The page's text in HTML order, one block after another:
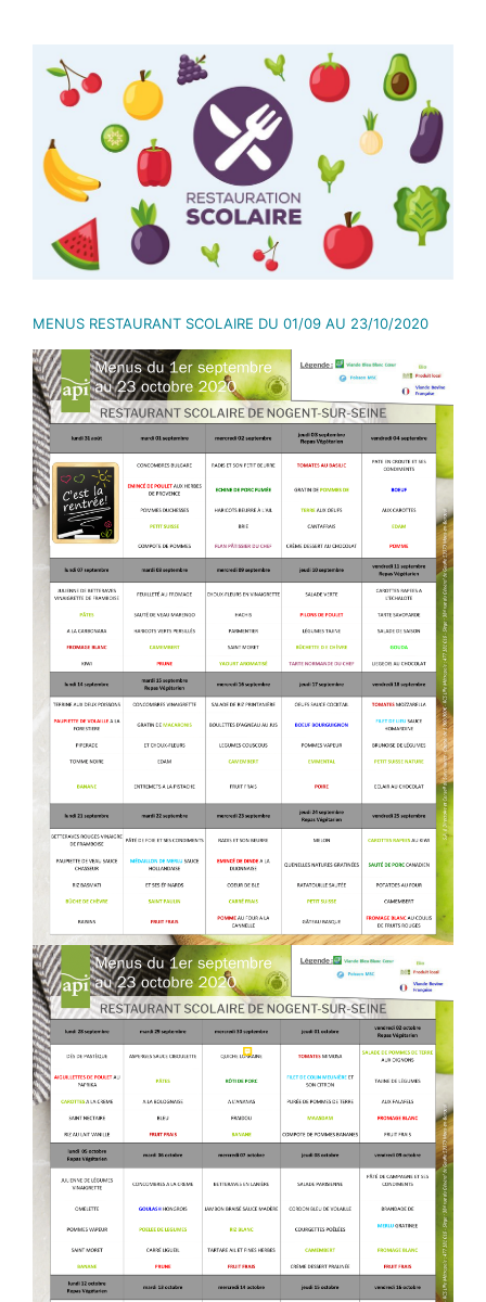
l'image
agrandie
MENUS RESTAURANT SCOLAIRE DU 01/09 AU 23/10/2020